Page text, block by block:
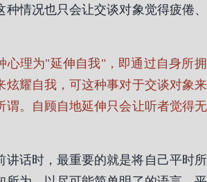
种情况也只会让交谈对象觉得疲倦、
心理为"延伸自我"，即通过自身所拥
炫耀自我，可这种事对于交谈对象来
谓。自顾自地延伸只会让听者觉得无
讲话时，最重要的就是将自己平时所